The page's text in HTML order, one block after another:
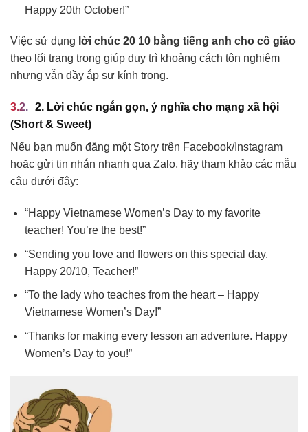
Happy 20th October!”
Việc sử dụng lời chúc 20 10 bằng tiếng anh cho cô giáo
theo lối trang trọng giúp duy trì khoảng cách tôn nghiêm
nhưng vẫn đầy ắp sự kính trọng.
2. Lời chúc ngắn gọn, ý nghĩa cho mạng xã hội
(Short & Sweet)
Nếu bạn muốn đăng một Story trên Facebook/Instagram
hoặc gửi tin nhắn nhanh qua Zalo, hãy tham khảo các mẫu
câu dưới đây:
“Happy Vietnamese Women’s Day to my favorite
teacher! You’re the best!”
“Sending you love and flowers on this special day.
Happy 20/10, Teacher!”
“To the lady who teaches from the heart – Happy
Vietnamese Women’s Day!”
“Thanks for making every lesson an adventure. Happy
Women’s Day to you!”